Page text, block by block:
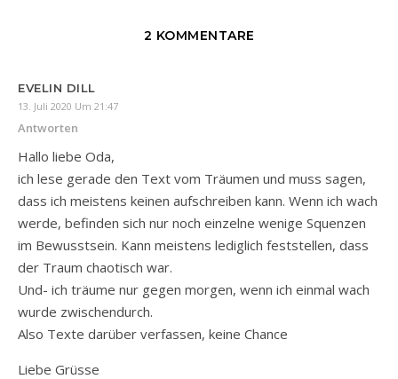
2 KOMMENTARE
EVELIN DILL
13. Juli 2020 Um 21:47
Antworten
Hallo liebe Oda,
ich lese gerade den Text vom Träumen und muss sagen,
dass ich meistens keinen aufschreiben kann. Wenn ich wach
werde, befinden sich nur noch einzelne wenige Squenzen
im Bewusstsein. Kann meistens lediglich feststellen, dass
der Traum chaotisch war.
Und- ich träume nur gegen morgen, wenn ich einmal wach
wurde zwischendurch.
Also Texte darüber verfassen, keine Chance
Liebe Grüsse